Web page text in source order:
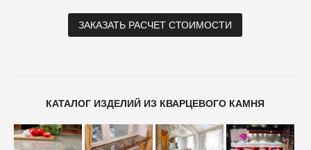
КАТАЛОГ ИЗДЕЛИЙ ИЗ КВАРЦЕВОГО КАМНЯ